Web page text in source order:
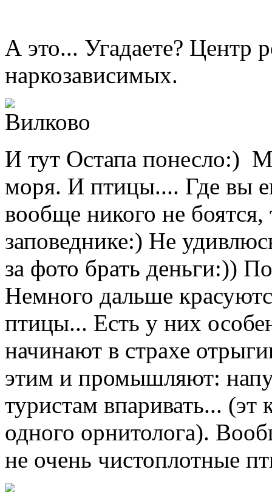
А это... Угадаете? Центр
наркозависимых.
И тут Остапа понесло:)
моря. И птицы.... Где вы
вообще никого не
заповеднике:) Не
за фото брать деньги:))
Немного дальше
птицы... Есть у них
начинают в страхе
этим и промышляют:
туристам впаривать... (эт
одного орнитолога).
не очень чистоплотные